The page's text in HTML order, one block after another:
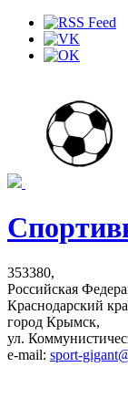
353380,
Российская
Краснодарский
город Крымск,
ул.
e-mail: sport-